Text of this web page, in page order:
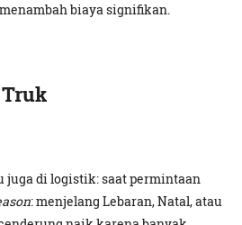
biaya signifikan.
di logistik: saat permintaan
: menjelang Lebaran, Natal, atau